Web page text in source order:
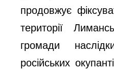
продовжує
території
громади
російських